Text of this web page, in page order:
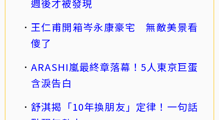
週後才被發現
王仁甫開箱岑永康豪宅 無敵美景看
傻了
ARASHI嵐最終章落幕！5人東京巨蛋
含淚告白
舒淇揭「10年換朋友」定律！一句話